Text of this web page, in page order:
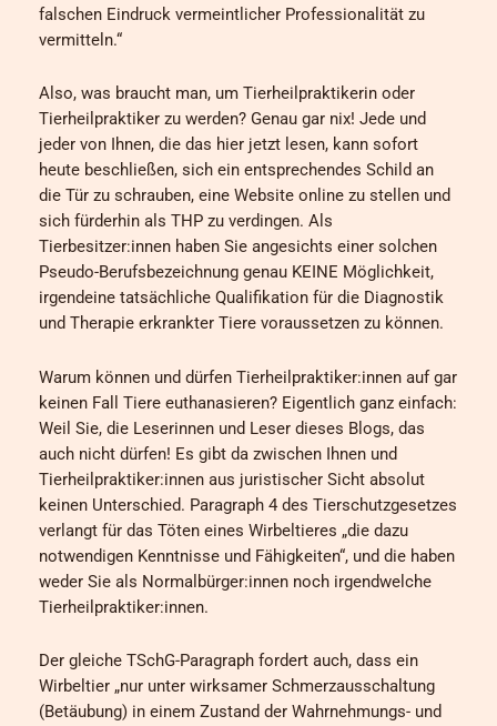
falschen Eindruck vermeintlicher Professionalität zu
vermitteln.“
Also, was braucht man, um Tierheilpraktikerin oder
Tierheilpraktiker zu werden? Genau gar nix! Jede und
jeder von Ihnen, die das hier jetzt lesen, kann sofort
heute beschließen, sich ein entsprechendes Schild an
die Tür zu schrauben, eine Website online zu stellen und
sich fürderhin als THP zu verdingen. Als
Tierbesitzer:innen haben Sie angesichts einer solchen
Pseudo-Berufsbezeichnung genau KEINE Möglichkeit,
irgendeine tatsächliche Qualifikation für die Diagnostik
und Therapie erkrankter Tiere voraussetzen zu können.
Warum können und dürfen Tierheilpraktiker:innen auf gar
keinen Fall Tiere euthanasieren? Eigentlich ganz einfach:
Weil Sie, die Leserinnen und Leser dieses Blogs, das
auch nicht dürfen! Es gibt da zwischen Ihnen und
Tierheilpraktiker:innen aus juristischer Sicht absolut
keinen Unterschied. Paragraph 4 des Tierschutzgesetzes
verlangt für das Töten eines Wirbeltieres „die dazu
notwendigen Kenntnisse und Fähigkeiten“, und die haben
weder Sie als Normalbürger:innen noch irgendwelche
Tierheilpraktiker:innen.
Der gleiche TSchG-Paragraph fordert auch, dass ein
Wirbeltier „nur unter wirksamer Schmerzausschaltung
(Betäubung) in einem Zustand der Wahrnehmungs- und